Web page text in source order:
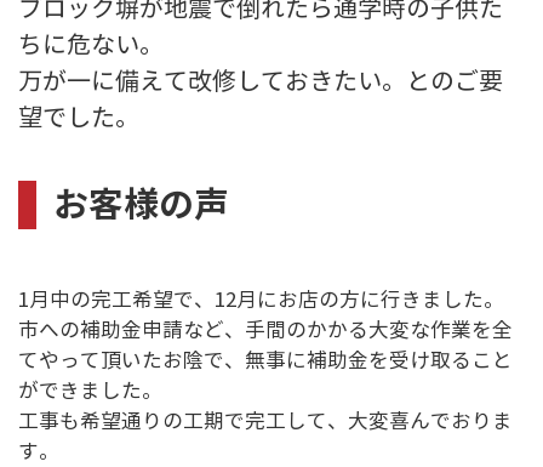
ブロック塀が地震で倒れたら通学時の子供た
ちに危ない。
万が一に備えて改修しておきたい。とのご要
望でした。
お客様の声
1月中の完工希望で、12月にお店の方に行きました。
市への補助金申請など、手間のかかる大変な作業を全
てやって頂いたお陰で、無事に補助金を受け取ること
ができました。
工事も希望通りの工期で完工して、大変喜んでおりま
す。